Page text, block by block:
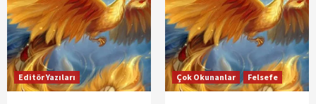
Editör Yazıları Çok Okunanlar Felsefe